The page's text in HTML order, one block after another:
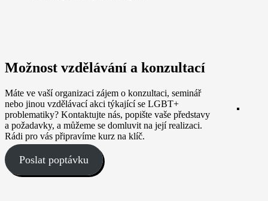
Možnost vzdělávání a konzultací
Máte ve vaší organizaci zájem o konzultaci, seminář
nebo jinou vzdělávací akci týkající se LGBT+
problematiky? Kontaktujte nás, popište vaše představy
a požadavky, a můžeme se domluvit na její realizaci.
Rádi pro vás připravíme kurz na klíč.
Poslat poptávku